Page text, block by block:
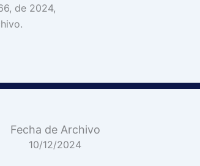
de 2024,
Fecha de Archivo
10/12/2024